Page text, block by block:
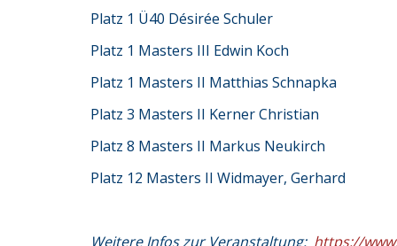
Platz 1 Ü40 Désirée Schuler
Platz 1 Masters III Edwin Koch
Platz 1 Masters II Matthias Schnapka
Platz 3 Masters II Kerner Christian
Platz 8 Masters II Markus Neukirch
Platz 12 Masters II Widmayer, Gerhard
Weitere Infos zur Veranstaltung: https://